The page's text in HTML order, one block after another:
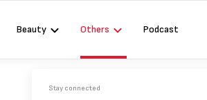
Beauty Others Podcast
Stay connected